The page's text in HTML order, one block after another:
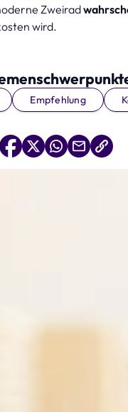
Zweirad
wird.
Empfehlung